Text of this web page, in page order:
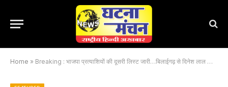
Home » Breaking : भाजपा प्रत्याशियों की दूसरी लिस्ट जारी…बिलाईगढ़ से दिनेश लाल जांगड़े को मिली टिकट… देखे पूरी लिस्ट…